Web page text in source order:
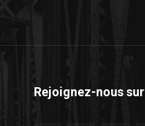
Rejoignez-nous sur